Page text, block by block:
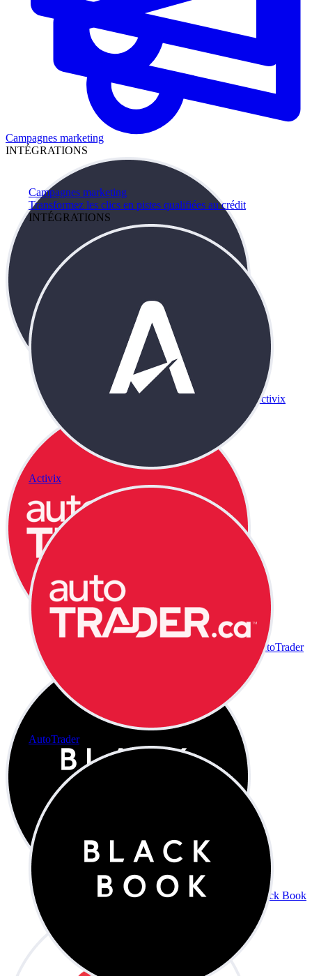
Campagnes marketing
Transformez les clics en pistes qualifiées au crédit
INTÉGRATIONS
Activix
AutoTrader
Campagnes marketing
INTÉGRATIONS
Activix
AutoTrader
Black Book